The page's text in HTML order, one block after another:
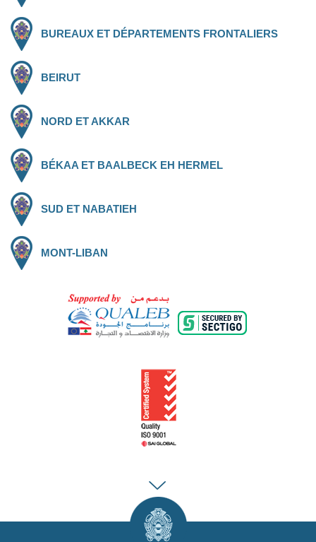
BUREAUX ET DÉPARTEMENTS FRONTALIERS
BEIRUT
NORD ET AKKAR
BÉKAA ET BAALBECK EH HERMEL
SUD ET NABATIEH
MONT-LIBAN